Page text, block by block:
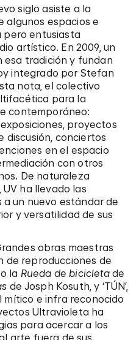
siglo asiste a la
algunos espacios e
pero entusiasta
artístico. En 2009, un
tradición y fundan
integrado por Stefan
nota, el colectivo
para la
contemporáneo:
proyectos
discusión, conciertos
en el espacio
con otros
De naturaleza
ha llevado las
un nuevo estándar de
y versatilidad de sus
obras maestras
de reproducciones de
la Rueda de bicicleta de
de Josph Kosuth, y ‘TÚN’,
mítico e infra reconocido
Ultravioleta ha
para acercar a los
arte fuera de sus